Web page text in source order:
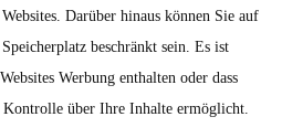
Darüber hinaus können Sie auf
beschränkt sein. Es ist
Werbung enthalten oder dass
über Ihre Inhalte ermöglicht.